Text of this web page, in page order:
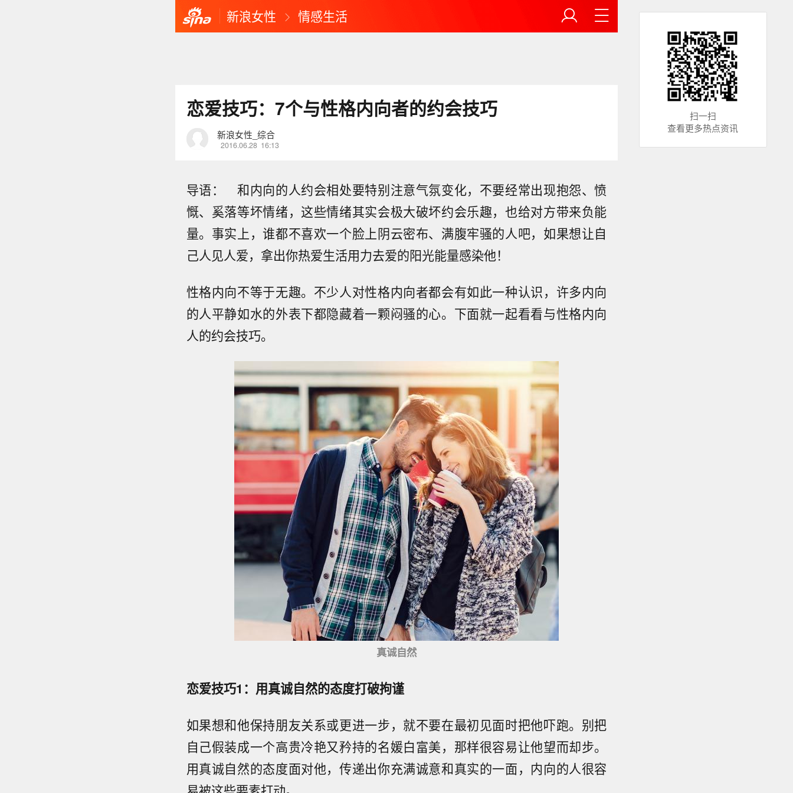
新浪女性 情感生活
恋爱技巧：7个与性格内向者的约会技巧
新浪女性_综合
2016.06.28 16:13
导语： 和内向的人约会相处要特别注意气氛变化，不要经常出现抱怨、愤
慨、奚落等坏情绪，这些情绪其实会极大破坏约会乐趣，也给对方带来负能
量。事实上，谁都不喜欢一个脸上阴云密布、满腹牢骚的人吧，如果想让自
己人见人爱，拿出你热爱生活用力去爱的阳光能量感染他！
性格内向不等于无趣。不少人对性格内向者都会有如此一种认识，许多内向
的人平静如水的外表下都隐藏着一颗闷骚的心。下面就一起看看与性格内向
人的约会技巧。
真诚自然
恋爱技巧1：用真诚自然的态度打破拘谨
如果想和他保持朋友关系或更进一步，就不要在最初见面时把他吓跑。别把
自己假装成一个高贵冷艳又矜持的名媛白富美，那样很容易让他望而却步。
用真诚自然的态度面对他，传递出你充满诚意和真实的一面，内向的人很容
扫一扫
查看更多热点资讯